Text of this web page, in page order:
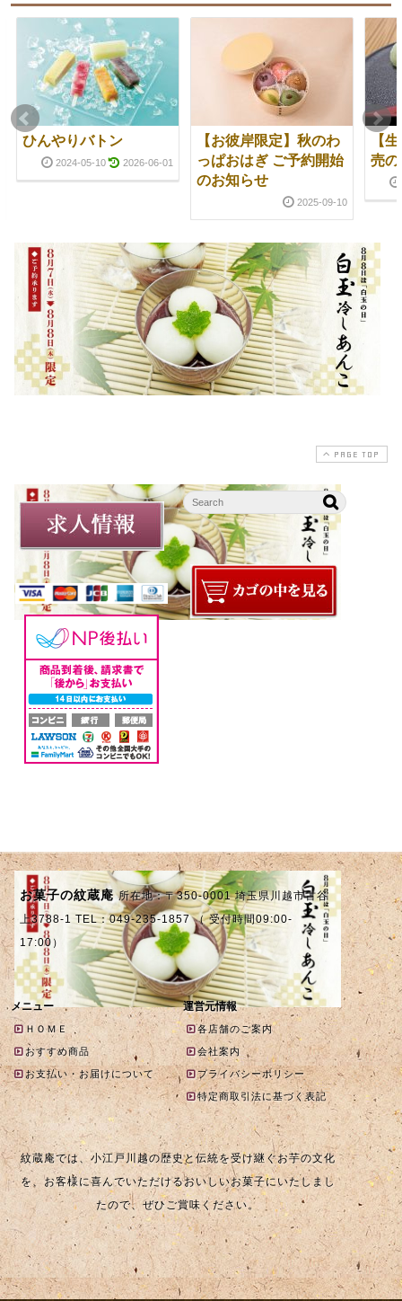
ひんやりバトン
2024-05-10 2026-06-01
【お彼岸限定】秋のわ
っぱおはぎ ご予約開始
のお知らせ
2025-09-10
【
売
PAGE TOP
お菓子の紋蔵庵 所在地：〒350-0001 埼玉県川越市古谷
上3788-1 TEL：049-235-1857 （ 受付時間09:00-
17:00）
メニュー
ＨＯＭＥ
おすすめ商品
お支払い・お届けについて
運営元情報
各店舗のご案内
会社案内
プライバシーポリシー
特定商取引法に基づく表記
紋蔵庵では、小江戸川越の歴史と伝統を受け継ぐお芋の文化
を、お客様に喜んでいただけるおいしいお菓子にいたしまし
たので、ぜひご賞味ください。